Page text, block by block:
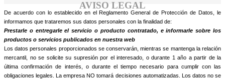
AVISO LEGAL
De acuerdo con lo establecido en el Reglamento General de Protección de Datos, le
informamos que trataremos sus datos personales con la finalidad de:
Prestarle o entregarle el servicio o producto contratado, e informarle sobre los
productos o servicios publicados en nuestra web
Los datos personales proporcionados se conservarán, mientras se mantenga la relación
mercantil, no se solicite su supresión por el interesado, o durante 1 año a partir de la